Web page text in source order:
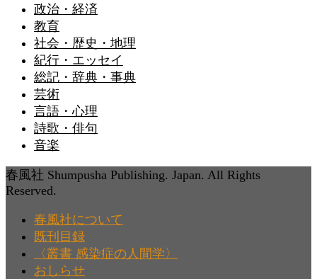
政治・経済
教育
社会・歴史・地理
紀行・エッセイ
総記・辞典・事典
芸術
言語・心理
詩歌・俳句
音楽
春風社 Shumpusha Publishing. Japan. All Rights
Reserved.
春風社について
既刊目録
〈叢書 感染症の人間学〉
おしらせ